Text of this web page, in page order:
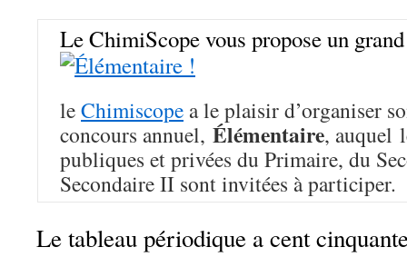
Le ChimiScope vous propose un
leChimiscope a le plaisir d’organiser
concours annuel, Élémentaire, auquel
publiques et privées du Primaire, du
Secondaire II sont invitées à participer.
Le tableau périodique a cent